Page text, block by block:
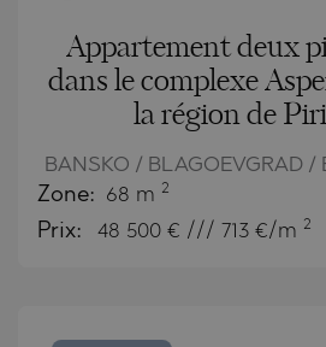
Appartement deux
dans le complexe
la région de
BANSKO / BLAGOEVGRAD /
Zone: 68 m 2
Prix: 48 500 € /// 713 €/m 2